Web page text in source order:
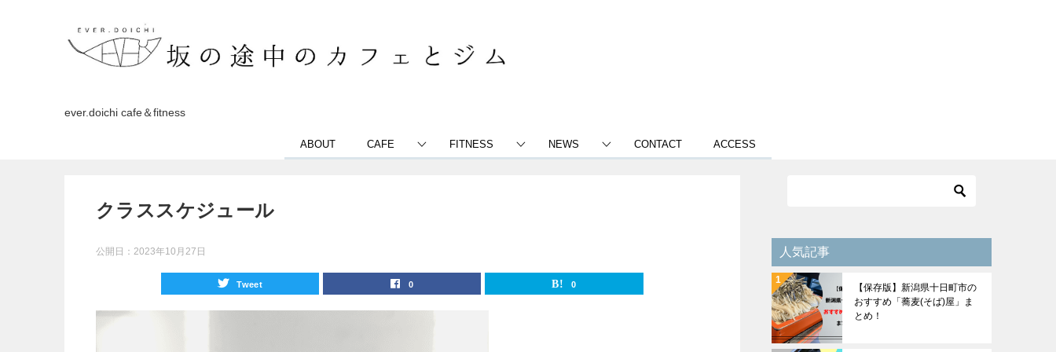
ever.doichi cafe＆fitness
ABOUT CAFE FITNESS NEWS CONTACT ACCESS
クラススケジュール
公開日： 2023年10月27日
Tweet 0 0
人気記事
【保存版】新潟県十日町市の
おすすめ「蕎麦(そば)屋」ま
とめ！